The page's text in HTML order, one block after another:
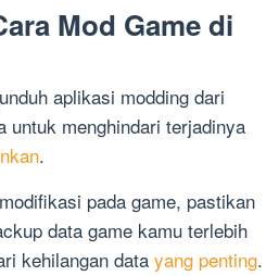
Mod Game di
aplikasi modding dari
untuk menghindari terjadinya
.
pada game, pastikan
data game kamu terlebih
kehilangan data yang penting.